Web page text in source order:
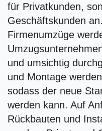
für Privatkunden,
Geschäftskunden
Firmenumzüge
und umsichtig
und Montage
sodass der neue
werden kann. Auf
Rückbauten und